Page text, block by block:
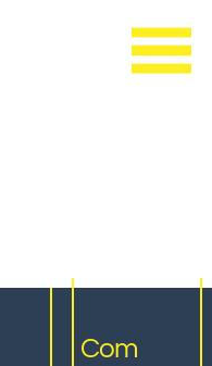
Com